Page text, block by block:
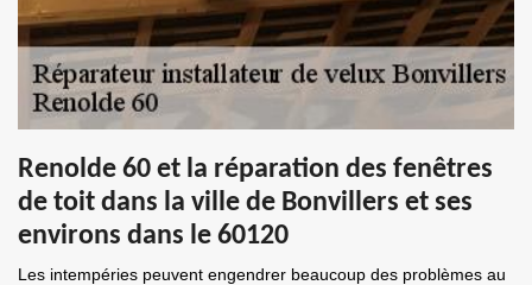
Renolde 60 et la réparation des fenêtres
de toit dans la ville de Bonvillers et ses
environs dans le 60120
Les intempéries peuvent engendrer beaucoup des problèmes au